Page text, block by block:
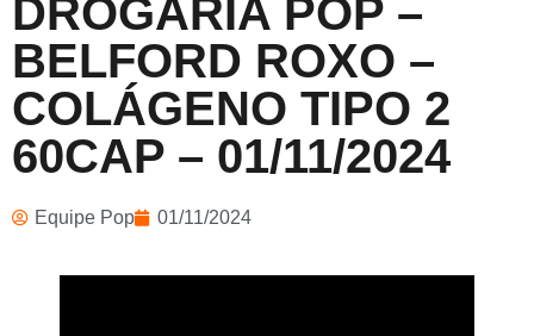
DROGARIA POP –
BELFORD ROXO –
COLÁGENO TIPO 2
60CAP – 01/11/2024
Equipe Pop 01/11/2024